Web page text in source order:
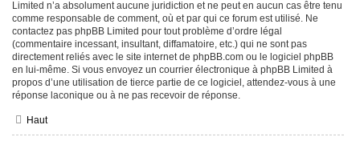
Limited n’a absolument aucune juridiction et ne peut en aucun cas être tenu
comme responsable de comment, où et par qui ce forum est utilisé. Ne
contactez pas phpBB Limited pour tout problème d’ordre légal
(commentaire incessant, insultant, diffamatoire, etc.) qui ne sont pas
directement reliés avec le site internet de phpBB.com ou le logiciel phpBB
en lui-même. Si vous envoyez un courrier électronique à phpBB Limited à
propos d’une utilisation de tierce partie de ce logiciel, attendez-vous à une
réponse laconique ou à ne pas recevoir de réponse.
Haut